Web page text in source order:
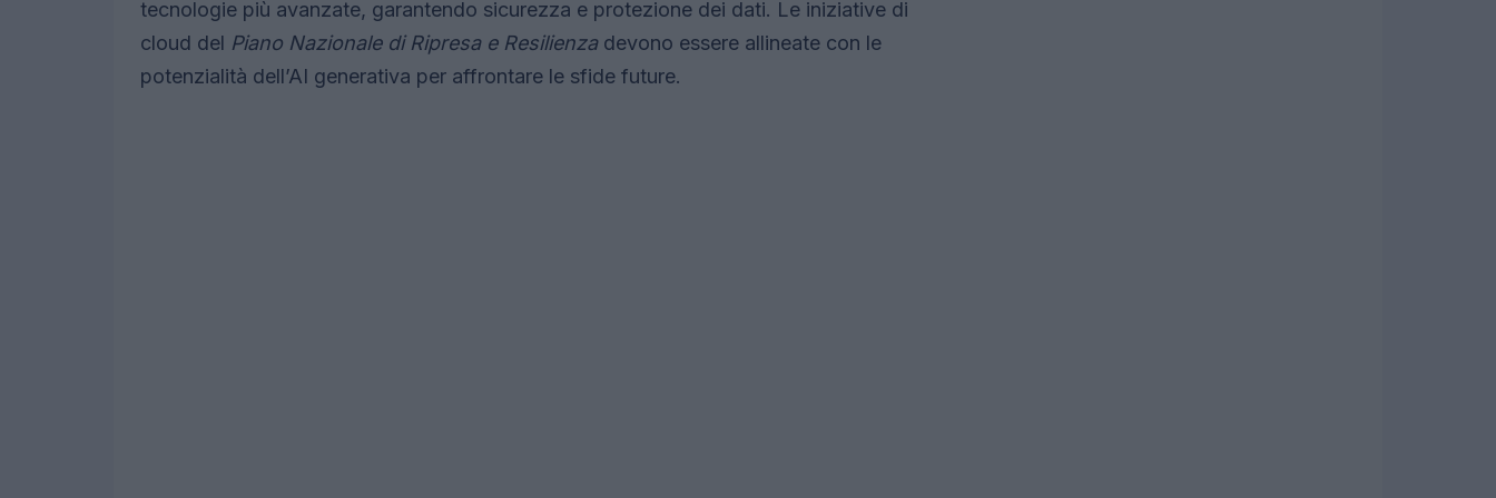
tecnologie più avanzate, garantendo sicurezza e protezione dei dati. Le iniziative di
cloud del Piano Nazionale di Ripresa e Resilienzadevono essere allineate con le
potenzialità dell’AI generativa per affrontare le sfide future.